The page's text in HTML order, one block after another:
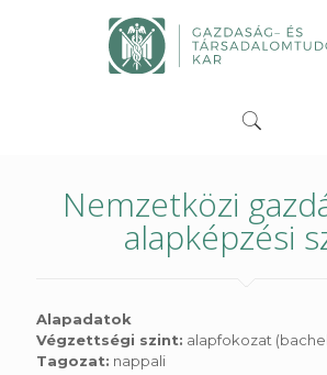
Nemzetközi
alapképzési
Alapadatok
Végzettségi szint: alapfokozat
Tagozat: nappali